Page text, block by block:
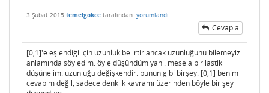
3 Şubat 2015 temelgokce tarafından yorumlandı
Cevapla
[0,1]'e eşlendiği için uzunluk belirtir ancak uzunluğunu bilemeyiz
anlamında söyledim. öyle düşündüm yani. mesela bir lastik
düşünelim. uzunluğu değişkendir. bunun gibi birşey. [0,1] benim
cevabım değil, sadece denklik kavramı üzerinden böyle bir şey